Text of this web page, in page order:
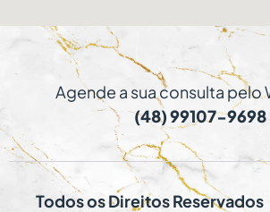
Agende a sua consulta pelo
(48) 99107-9698
Todos os Direitos Reservados